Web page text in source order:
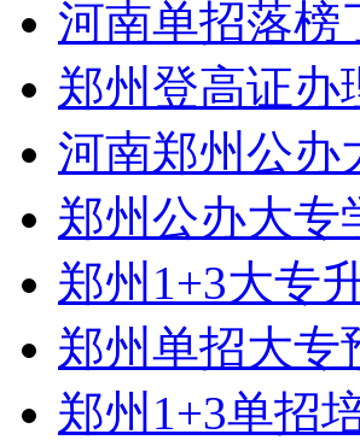
河南单招落榜
郑州登高证办
河南郑州公办
郑州公办大专
郑州1+3大专
郑州单招大专
郑州1+3单招